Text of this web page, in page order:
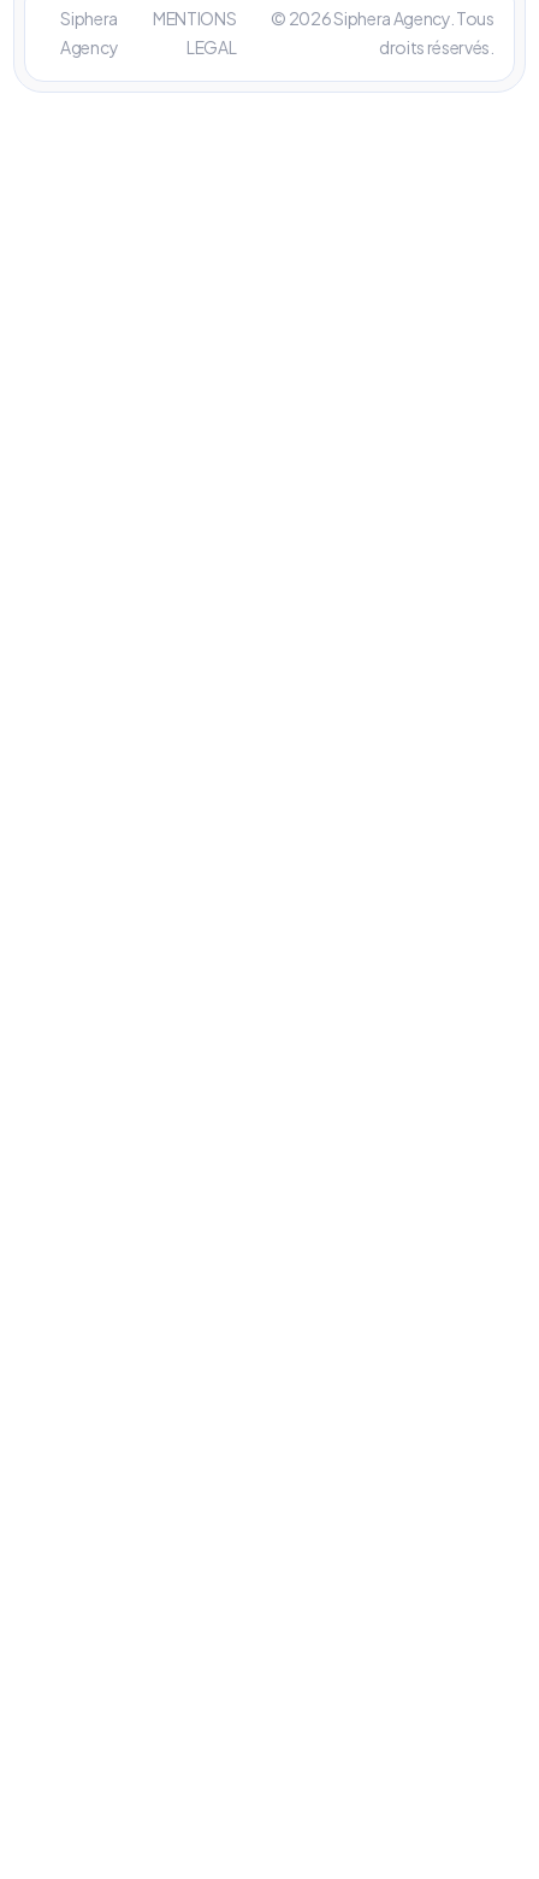
Siphera
Agency
MENTIONS
LEGAL
© 2026 Siphera Agency. Tous
droits réservés.